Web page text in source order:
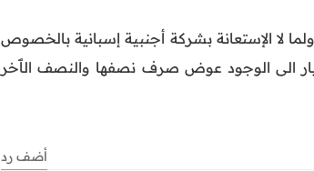
لا الإستعانة بشركة أجنبية إسبانية بالخصوص
من تجارب في بناء الملاعب لإخراج 20 مليار الى الوجود عوض صرف نصفها والنصف الٱخر
أضف رد